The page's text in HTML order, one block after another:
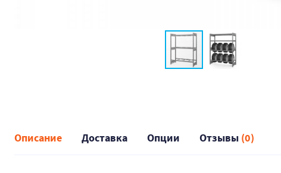
Описание Доставка Опции Отзывы (0)